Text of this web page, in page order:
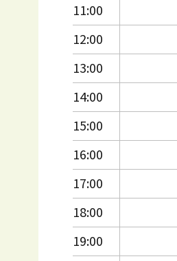
11:00
12:00
13:00
14:00
15:00
16:00
17:00
18:00
19:00